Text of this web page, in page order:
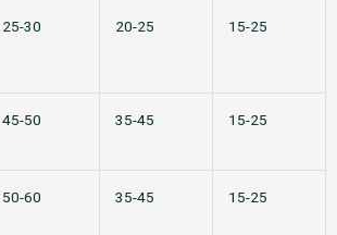
25-30 20-25 15-25
45-50 35-45 15-25
50-60 35-45 15-25